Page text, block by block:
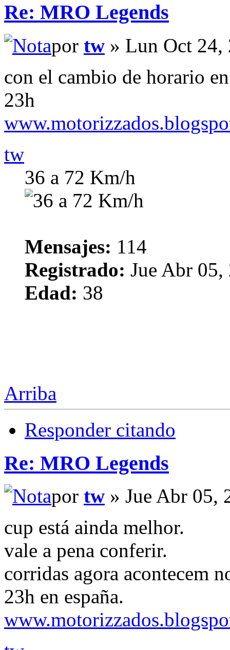
Re: MRO Legends
por tw » Lun Oct 24,
con el cambio de horario
23h
tw
36 a 72 Km/h
Mensajes: 114
Registrado: Jue Abr
Edad: 38
Arriba
Responder citando
Re: MRO Legends
por tw » Jue Abr 05,
cup está ainda melhor.
vale a pena conferir.
corridas agora acontecem
23h en españa.